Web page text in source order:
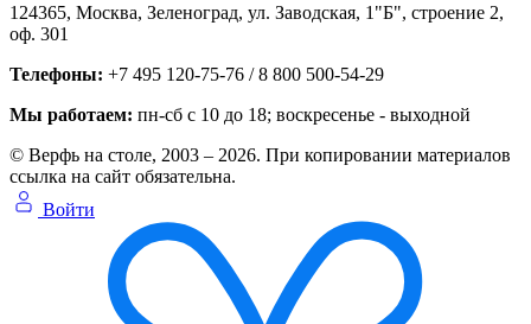
124365, Москва, Зеленоград, ул. Заводская, 1"Б", строение 2,
оф. 301
Телефоны: +7 495 120-75-76 / 8 800 500-54-29
Мы работаем: пн-сб с 10 до 18; воскресенье - выходной
© Верфь на столе, 2003 – 2026. При копировании материалов
ссылка на сайт обязательна.
Войти